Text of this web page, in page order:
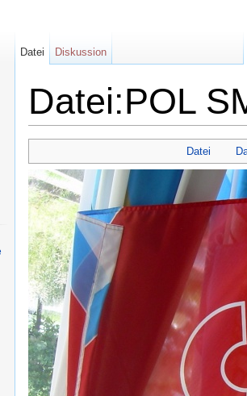
Datei:POL
Datei
Datei Diskussion